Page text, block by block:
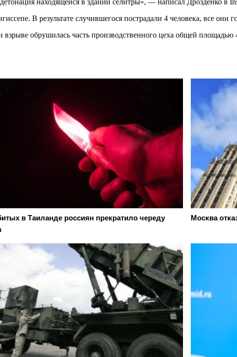
В результате случившегося пострадали 4 человека, все они
обрушилась часть производственного цеха общей площадью
в Таиланде россиян прекратило череду
Москва